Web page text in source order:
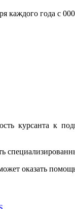
каждого года с
курсанта к
оказать